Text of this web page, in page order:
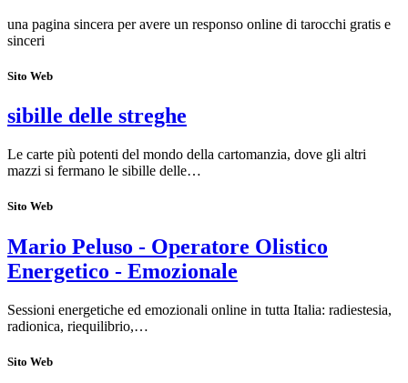
una pagina sincera per avere un responso online di tarocchi gratis e
sinceri
Sito Web
sibille delle streghe
Le carte più potenti del mondo della cartomanzia, dove gli altri
mazzi si fermano le sibille delle…
Sito Web
Mario Peluso - Operatore Olistico
Energetico - Emozionale
Sessioni energetiche ed emozionali online in tutta Italia: radiestesia,
radionica, riequilibrio,…
Sito Web